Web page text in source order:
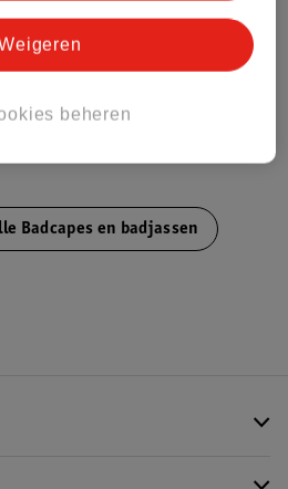
Badcapes en badjassen
beheren